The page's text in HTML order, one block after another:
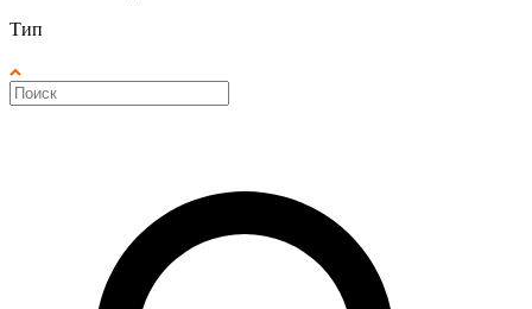
Тип